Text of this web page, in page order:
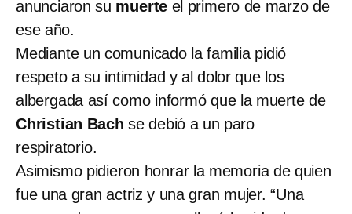
anunciaron su muerte el primero de marzo de
ese año.
Mediante un comunicado la familia pidió
respeto a su intimidad y al dolor que los
albergada así como informó que la muerte de
Christian Bach se debió a un paro
respiratorio.
Asimismo pidieron honrar la memoria de quien
fue una gran actriz y una gran mujer. “Una